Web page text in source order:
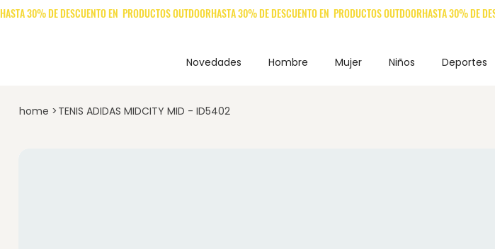
Novedades Hombre Mujer Niños Deportes
home > TENIS ADIDAS MIDCITY MID - ID5402